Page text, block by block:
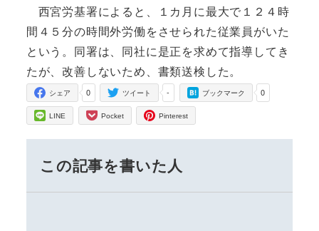
西宮労基署によると、１カ月に最大で１２４時
間４５分の時間外労働をさせられた従業員がいた
という。同署は、同社に是正を求めて指導してき
たが、改善しないため、書類送検した。
0
シェア -
ツイート 0
ブックマーク
LINE Pocket Pinterest
この記事を書いた人